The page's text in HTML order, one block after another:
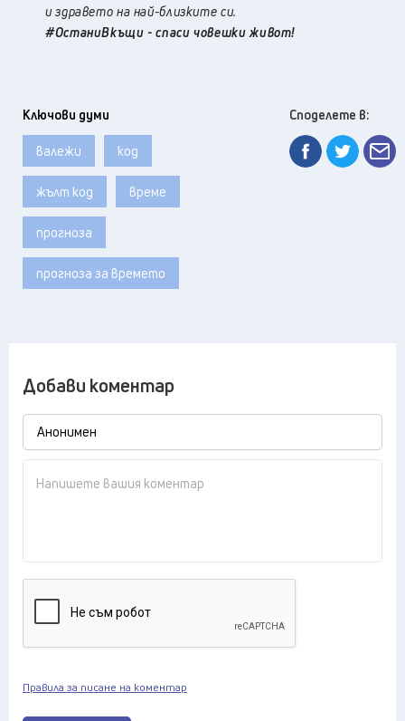
и здравето на най-близките си.
#ОстаниВкъщи - спаси човешки живот!
Ключови думи
валежи код
жълт код време
прогноза
прогноза за времето
Споделете в:
Добави коментар
Правила за писане на коментар